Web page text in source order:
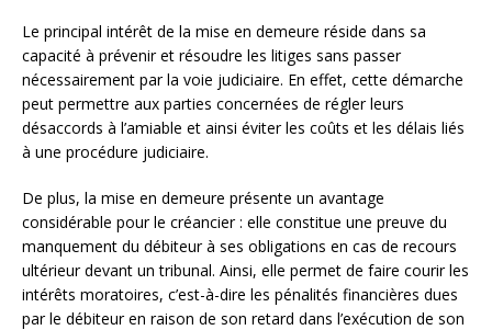
Le principal intérêt de la mise en demeure réside dans sa
capacité à prévenir et résoudre les litiges sans passer
nécessairement par la voie judiciaire. En effet, cette démarche
peut permettre aux parties concernées de régler leurs
désaccords à l’amiable et ainsi éviter les coûts et les délais liés
à une procédure judiciaire.
De plus, la mise en demeure présente un avantage
considérable pour le créancier : elle constitue une preuve du
manquement du débiteur à ses obligations en cas de recours
ultérieur devant un tribunal. Ainsi, elle permet de faire courir les
intérêts moratoires, c’est-à-dire les pénalités financières dues
par le débiteur en raison de son retard dans l’exécution de son